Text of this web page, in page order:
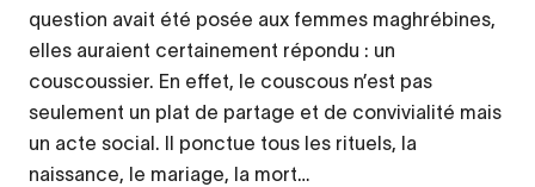
question avait été posée aux femmes maghrébines,
elles auraient certainement répondu : un
couscoussier. En effet, le couscous n’est pas
seulement un plat de partage et de convivialité mais
un acte social. Il ponctue tous les rituels, la
naissance, le mariage, la mort…